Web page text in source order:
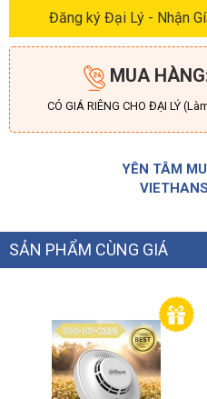
Đăng ký Đại Lý - Nhận
MUA
CÓ GIÁ RIÊNG CHO ĐẠI LÝ
YÊN TÂM
SẢN PHẨM CÙNG GIÁ